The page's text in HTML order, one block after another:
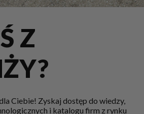
Z
Ciebie! Zyskaj dostęp do wiedzy,
i katalogu firm z rynku